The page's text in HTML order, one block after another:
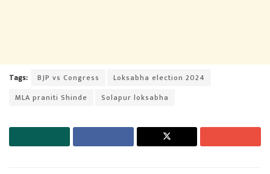
Tags: BJP vs Congress
Loksabha election 2024
MLA praniti Shinde
Solapur loksabha